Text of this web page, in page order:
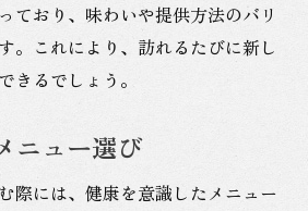
ており、味わいや提供方法のバリ
。これにより、訪れるたびに新し
きるでしょう。
ニュー選び
際には、健康を意識したメニュー